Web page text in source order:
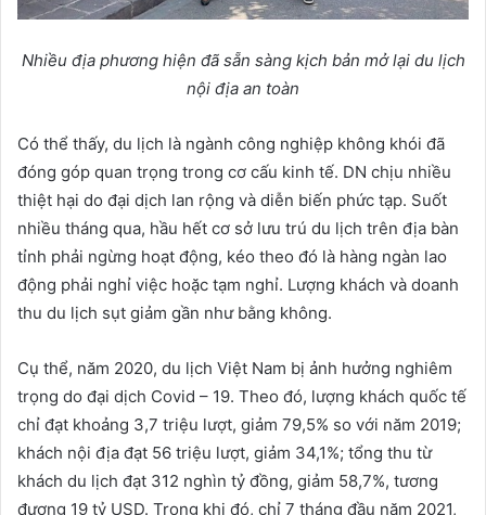
Nhiều địa phương hiện đã sẵn sàng kịch bản mở lại du lịch
nội địa an toàn
Có thể thấy, du lịch là ngành công nghiệp không khói đã
đóng góp quan trọng trong cơ cấu kinh tế. DN chịu nhiều
thiệt hại do đại dịch lan rộng và diễn biến phức tạp. Suốt
nhiều tháng qua, hầu hết cơ sở lưu trú du lịch trên địa bàn
tỉnh phải ngừng hoạt động, kéo theo đó là hàng ngàn lao
động phải nghỉ việc hoặc tạm nghỉ. Lượng khách và doanh
thu du lịch sụt giảm gần như bằng không.
Cụ thể, năm 2020, du lịch Việt Nam bị ảnh hưởng nghiêm
trọng do đại dịch Covid – 19. Theo đó, lượng khách quốc tế
chỉ đạt khoảng 3,7 triệu lượt, giảm 79,5% so với năm 2019;
khách nội địa đạt 56 triệu lượt, giảm 34,1%; tổng thu từ
khách du lịch đạt 312 nghìn tỷ đồng, giảm 58,7%, tương
đương 19 tỷ USD. Trong khi đó, chỉ 7 tháng đầu năm 2021,